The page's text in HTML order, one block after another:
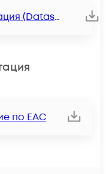
Техническая спецификация (Datasheet)
по ЕАС